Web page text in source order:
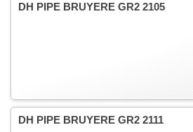
DH PIPE BRUYERE GR2 2105
DH PIPE BRUYERE GR2 2111